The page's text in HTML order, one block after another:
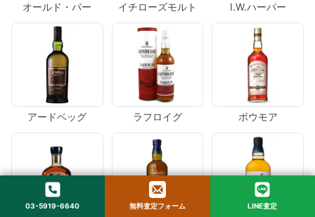
オールド・パー イチローズモルト I.W.ハーパー
アードベッグ ラフロイグ ボウモア
03-5919-6640 無料査定フォーム LINE査定